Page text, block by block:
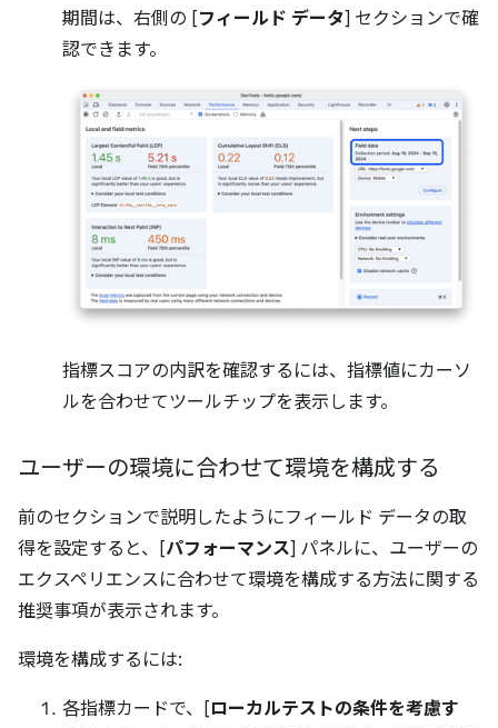
期間は、右側の [フィールド データ] セクションで確
認できます。
指標スコアの内訳を確認するには、指標値にカーソ
ルを合わせてツールチップを表示します。
ユーザーの環境に合わせて環境を構成する
前のセクションで説明したようにフィールド データの取
得を設定すると、[パフォーマンス] パネルに、ユーザーの
エクスペリエンスに合わせて環境を構成する方法に関する
推奨事項が表示されます。
環境を構成するには:
各指標カードで、[ローカルテストの条件を考慮す